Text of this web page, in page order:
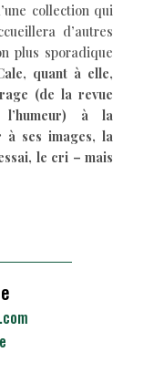
collection qui
d’autres
plus sporadique
quant à elle,
(de la revue
l’humeur) à la
à ses images, la
le cri – mais